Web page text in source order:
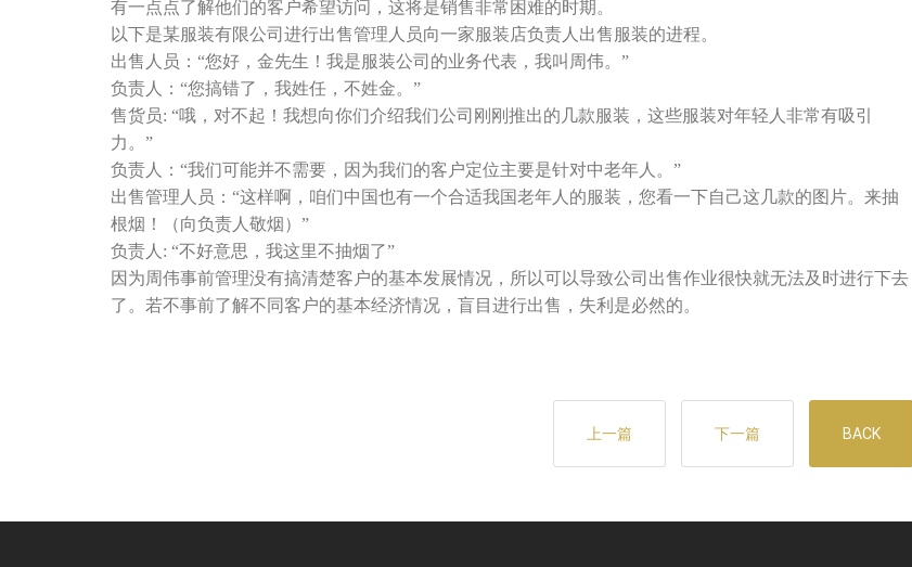
有一点点了解他们的客户希望访问，这将是销售非常困难的时期。
以下是某服装有限公司进行出售管理人员向一家服装店负责人出售服装的进程。
出售人员：“您好，金先生！我是服装公司的业务代表，我叫周伟。”
负责人：“您搞错了，我姓任，不姓金。”
售货员: “哦，对不起！我想向你们介绍我们公司刚刚推出的几款服装，这些服装对年轻人非常有吸引
力。”
负责人：“我们可能并不需要，因为我们的客户定位主要是针对中老年人。”
出售管理人员：“这样啊，咱们中国也有一个合适我国老年人的服装，您看一下自己这几款的图片。来抽
根烟！（向负责人敬烟）”
负责人: “不好意思，我这里不抽烟了”
因为周伟事前管理没有搞清楚客户的基本发展情况，所以可以导致公司出售作业很快就无法及时进行下去
了。若不事前了解不同客户的基本经济情况，盲目进行出售，失利是必然的。
上一篇 下一篇 BACK